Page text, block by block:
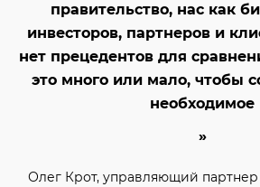
правительство, нас как
инвесторов, партнеров и
нет прецедентов для
это много или мало, чтобы
необходимое
Олег Крот, управляющий партнер